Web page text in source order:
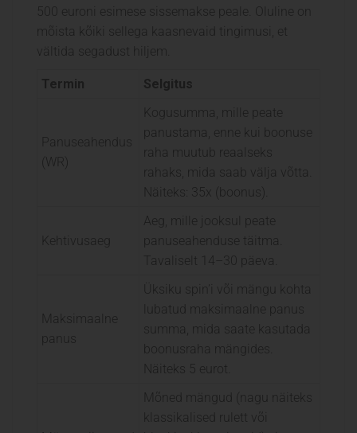
500 euroni esimese sissemakse peale. Oluline on
mõista kõiki sellega kaasnevaid tingimusi, et
vältida segadust hiljem.
Termin Selgitus
Panuseahendus
(WR)
Kogusumma, mille peate
panustama, enne kui boonuse
raha muutub reaalseks
rahaks, mida saab välja võtta.
Näiteks: 35x (boonus).
Kehtivusaeg
Aeg, mille jooksul peate
panuseahenduse täitma.
Tavaliselt 14–30 päeva.
Maksimaalne
panus
Üksiku spin’i või mängu kohta
lubatud maksimaalne panus
summa, mida saate kasutada
boonusraha mängides.
Näiteks 5 eurot.
Mõned mängud (nagu näiteks
klassikalised rulett või